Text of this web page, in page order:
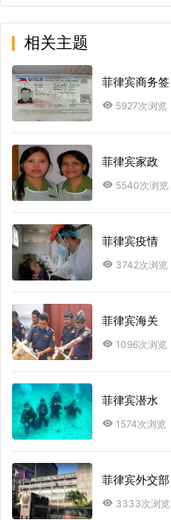
相关主题
菲律宾商务签
5927次浏览
菲律宾家政
5540次浏览
菲律宾疫情
3742次浏览
菲律宾海关
1096次浏览
菲律宾潜水
1574次浏览
菲律宾外交部
3333次浏览